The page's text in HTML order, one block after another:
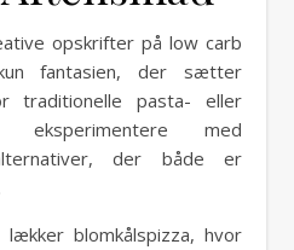
opskrifter på low carb
fantasien, der sætter
pasta- eller
med
der både er
blomkålspizza, hvor